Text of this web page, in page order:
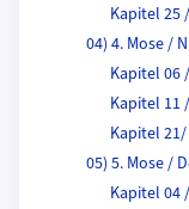
Kapitel 25
04) 4. Mose /
Kapitel 06
Kapitel 11
Kapitel
05) 5. Mose /
Kapitel 04